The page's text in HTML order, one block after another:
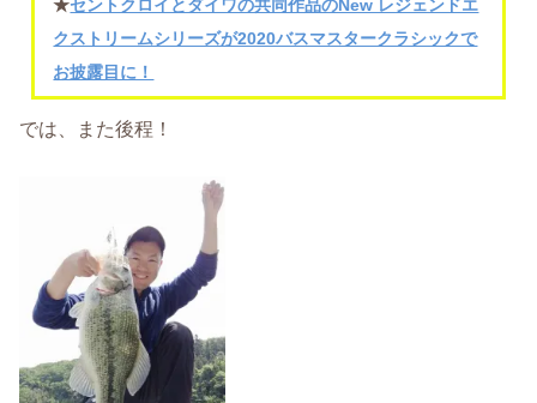
★セントクロイとダイワの共同作品のNew レジェンドエ
クストリームシリーズが2020バスマスタークラシックで
お披露目に！
では、また後程！